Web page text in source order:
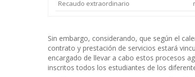
Recaudo extraordinario
Sin embargo, considerando, que según el
contrato y prestación de servicios estará
encargado de llevar a cabo estos procesos
inscritos todos los estudiantes de los